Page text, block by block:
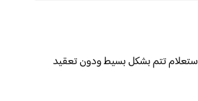
تتم بشكل بسيط ودون تعقيد